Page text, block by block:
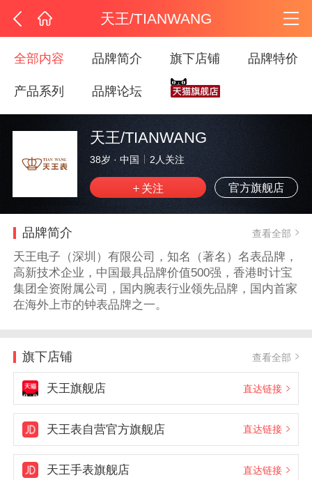
天王/TIANWANG
全部内容 品牌简介 旗下店铺 品牌特价
产品系列 品牌论坛
天王/TIANWANG
38岁 · 中国 2 人关注
官方旗舰店
品牌简介 查看全部
天王电子（深圳）有限公司，知名（著名）名表品牌，
高新技术企业，中国最具品牌价值500强，香港时计宝
集团全资附属公司，国内腕表行业领先品牌，国内首家
在海外上市的钟表品牌之一。
旗下店铺 查看全部
天王旗舰店 直达链接
天王表自营官方旗舰店 直达链接
天王手表旗舰店 直达链接